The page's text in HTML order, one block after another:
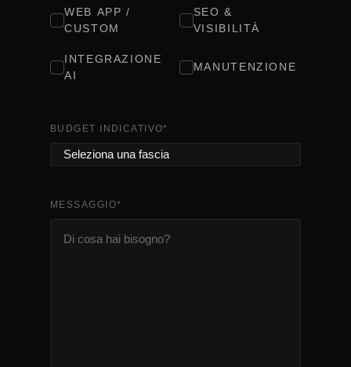
WEB APP /
CUSTOM
SEO &
VISIBILITÀ
INTEGRAZIONE
AI
MANUTENZIONE
BUDGET INDICATIVO*
MESSAGGIO*